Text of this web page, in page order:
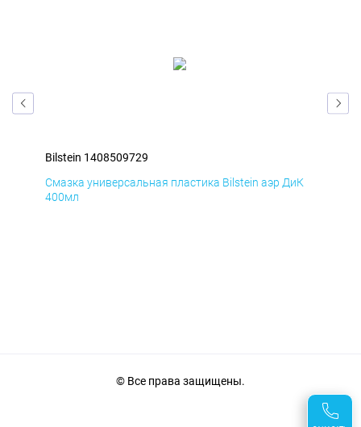
Bilstein 1408509729
Смазка универсальная пластика Bilstein аэр ДиК
400мл
© Все права защищены.